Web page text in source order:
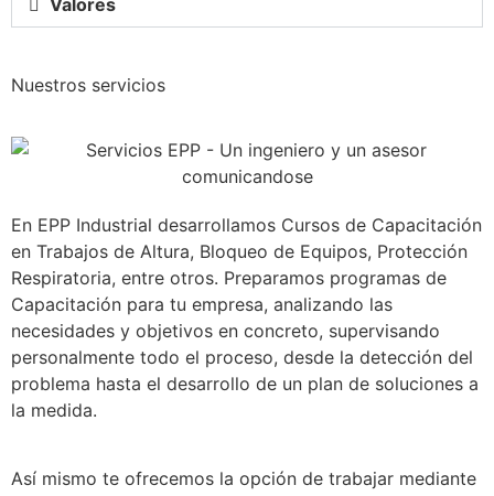
Valores
Nuestros servicios
En EPP Industrial desarrollamos Cursos de Capacitación
en Trabajos de Altura, Bloqueo de Equipos, Protección
Respiratoria, entre otros. Preparamos programas de
Capacitación para tu empresa, analizando las
necesidades y objetivos en concreto, supervisando
personalmente todo el proceso, desde la detección del
problema hasta el desarrollo de un plan de soluciones a
la medida.
Así mismo te ofrecemos la opción de trabajar mediante